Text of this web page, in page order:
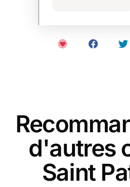
d'autres
Saint